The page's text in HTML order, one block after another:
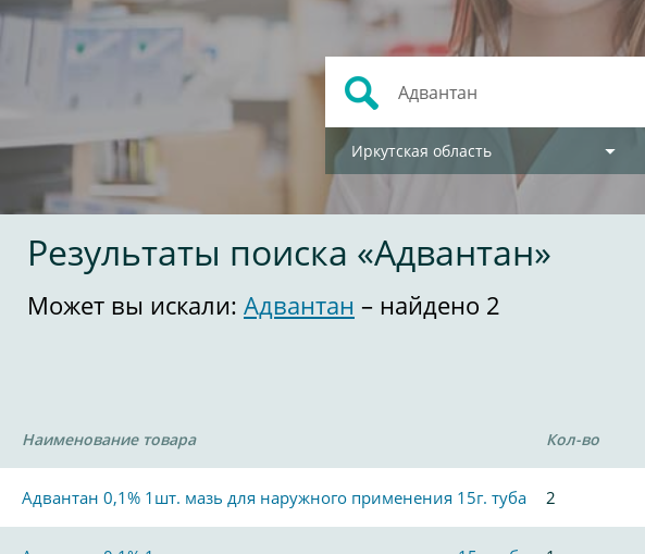
Иркутская область
Результаты поиска «Адвантан»
Может вы искали: Адвантан – найдено 2
Наименование товара Кол-во
Адвантан 0,1% 1шт. мазь для наружного применения 15г. туба 2